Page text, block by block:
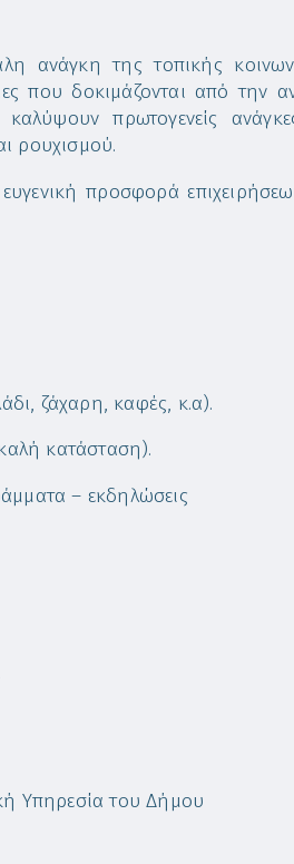
ανάγκη της τοπικής
που δοκιμάζονται από την
πρωτογενείς
ρουχισμού.
προσφορά
ζάχαρη, καφές, κ.α).
κατάσταση).
– εκδηλώσεις
Υπηρεσία του Δήμου